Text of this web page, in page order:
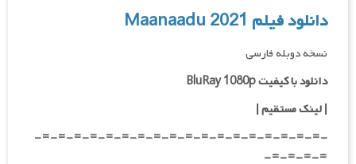
دانلود فیلم Maanaadu 2021
نسخه دوبله فارسی
دانلود با کیفیت BluRay 1080p
|لینک مستقیم |
-=-=-=-=-=-=-=-=-=-=-=-=-=-=-=-=-=-=-
=-=-=-=-